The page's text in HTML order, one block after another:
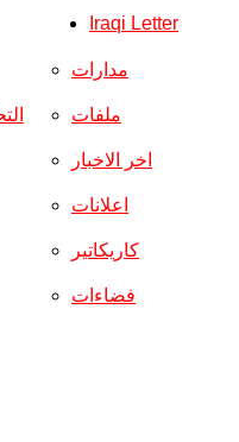
مدارات
ملفات
اخر الاخبار
اعلانات
كاريكاتير
فضاءات
Iraqi Letter